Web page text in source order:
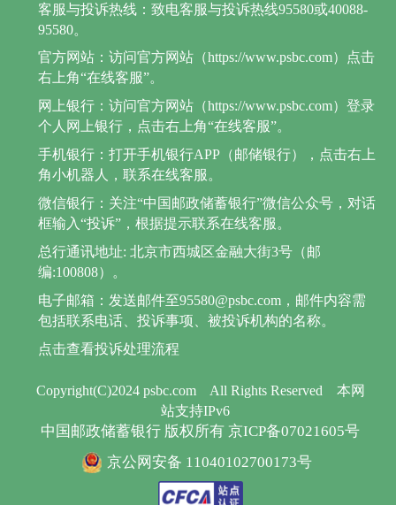
Copyright(C)2024 psbc.com All Rights Reserved
本网
站支持IPv6
中国邮政储蓄银行 版权所有 京ICP备07021605号
京公网安备 11040102700173号
客服与投诉热线：致电客服与投诉热线95580或40088-
95580。
官方网站：访问官方网站（https://www.psbc.com）点击
右上角“在线客服”。
网上银行：访问官方网站（https://www.psbc.com）登录
个人网上银行，点击右上角“在线客服”。
手机银行：打开手机银行APP（邮储银行），点击右上
角小机器人，联系在线客服。
微信银行：关注“中国邮政储蓄银行”微信公众号，对话
框输入“投诉”，根据提示联系在线客服。
总行通讯地址: 北京市西城区金融大街3号（邮
编:100808）。
电子邮箱：发送邮件至95580@psbc.com，邮件内容需
包括联系电话、投诉事项、被投诉机构的名称。
点击查看投诉处理流程